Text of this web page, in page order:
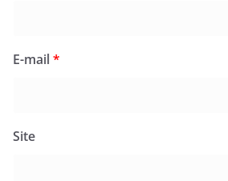
E-mail*
Site